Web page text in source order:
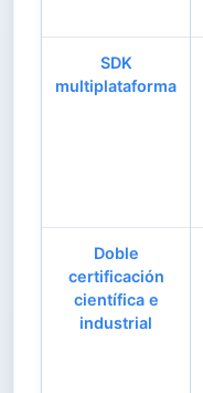
SDK
multiplataforma
Doble
certificación
científica e
industrial